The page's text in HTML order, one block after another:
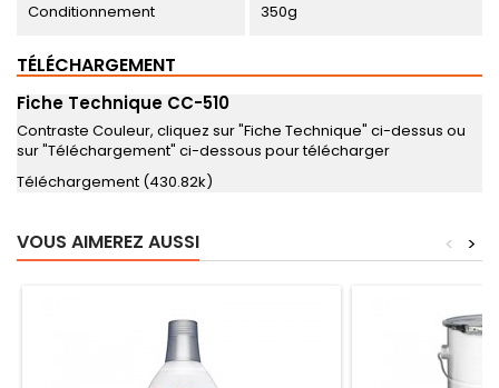
Conditionnement 350g
TÉLÉCHARGEMENT
Fiche Technique CC-510
Contraste Couleur, cliquez sur "Fiche Technique" ci-dessus ou
sur "Téléchargement" ci-dessous pour télécharger
Téléchargement (430.82k)
VOUS AIMEREZ AUSSI >
<